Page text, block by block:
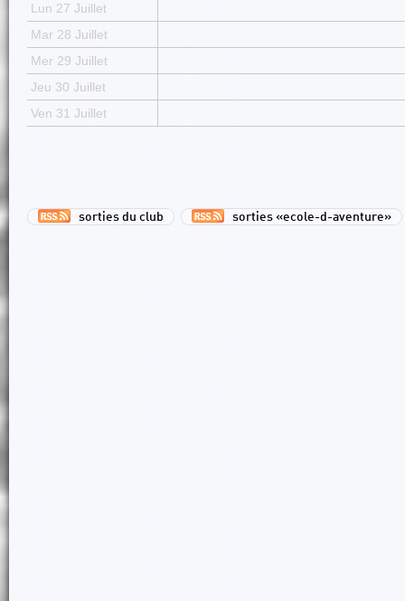
Lun 27 Juillet
Mar 28 Juillet
Mer 29 Juillet
Jeu 30 Juillet
Ven 31 Juillet
sorties du club sorties «ecole-d-aventure»